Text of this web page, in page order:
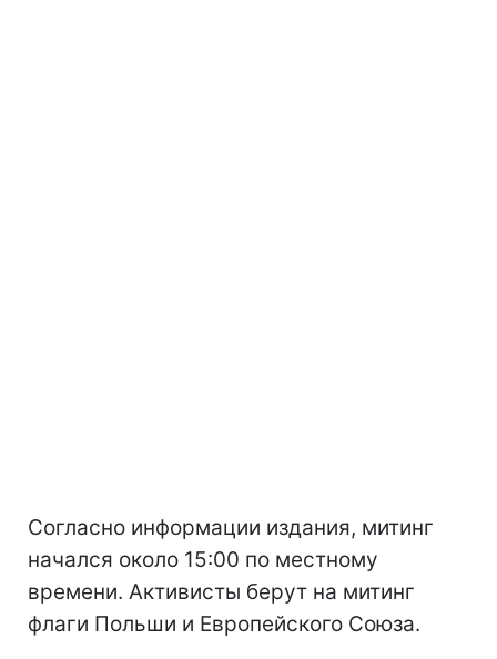
Согласно информации издания, митинг
начался около 15:00 по местному
времени. Активисты берут на митинг
флаги Польши и Европейского Союза.